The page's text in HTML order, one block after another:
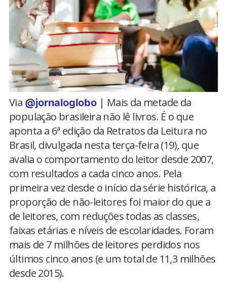
Via @jornaloglobo| Mais da metade da
população brasileira não lê livros. É o que
aponta a 6ª edição da Retratos da Leitura no
Brasil, divulgada nesta terça-feira (19), que
avalia o comportamento do leitor desde 2007,
com resultados a cada cinco anos. Pela
primeira vez desde o início da série histórica, a
proporção de não-leitores foi maior do que a
de leitores, com reduções todas as classes,
faixas etárias e níveis de escolaridades. Foram
mais de 7 milhões de leitores perdidos nos
últimos cinco anos (e um total de 11,3 milhões
desde 2015).